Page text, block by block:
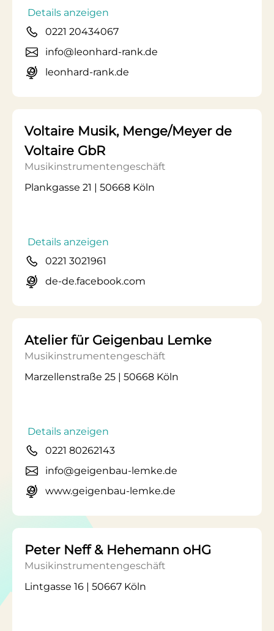
Details anzeigen
0221 20434067
info@leonhard-rank.de
leonhard-rank.de
Voltaire Musik, Menge/Meyer de
Voltaire GbR
Musikinstrumentengeschäft
Plankgasse 21 | 50668 Köln
Details anzeigen
0221 3021961
de-de.facebook.com
Atelier für Geigenbau Lemke
Musikinstrumentengeschäft
Marzellenstraße 25 | 50668 Köln
Details anzeigen
0221 80262143
info@geigenbau-lemke.de
www.geigenbau-lemke.de
Peter Neff & Hehemann oHG
Musikinstrumentengeschäft
Lintgasse 16 | 50667 Köln